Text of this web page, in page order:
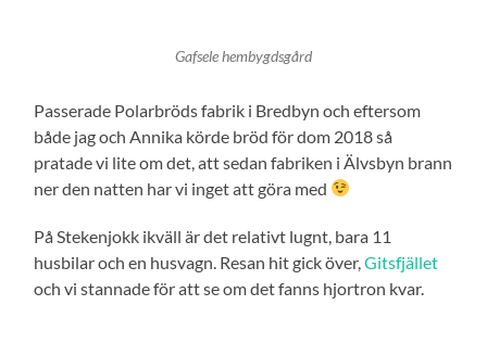
Gafsele hembygdsgård
Passerade Polarbröds fabrik i Bredbyn och eftersom
både jag och Annika körde bröd för dom 2018 så
pratade vi lite om det, att sedan fabriken i Älvsbyn brann
ner den natten har vi inget att göra med
På Stekenjokk ikväll är det relativt lugnt, bara 11
husbilar och en husvagn. Resan hit gick över,Gitsfjället
och vi stannade för att se om det fanns hjortron kvar.